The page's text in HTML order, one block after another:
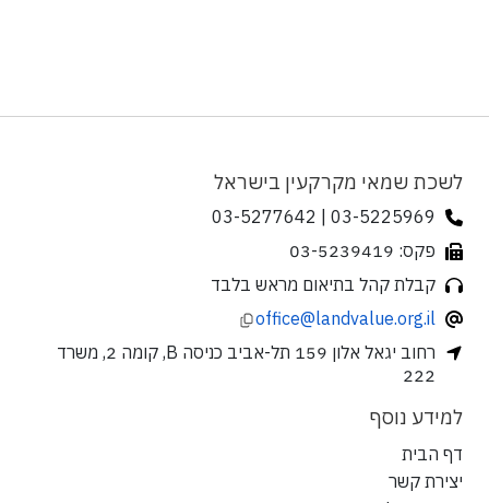
לשכת שמאי מקרקעין בישראל
03-5225969 | 03-5277642
פקס: 03-5239419
קבלת קהל בתיאום מראש בלבד
office@landvalue.org.il
רחוב יגאל אלון 159 תל-אביב כניסה B, קומה 2, משרד
222
למידע נוסף
דף הבית
יצירת קשר